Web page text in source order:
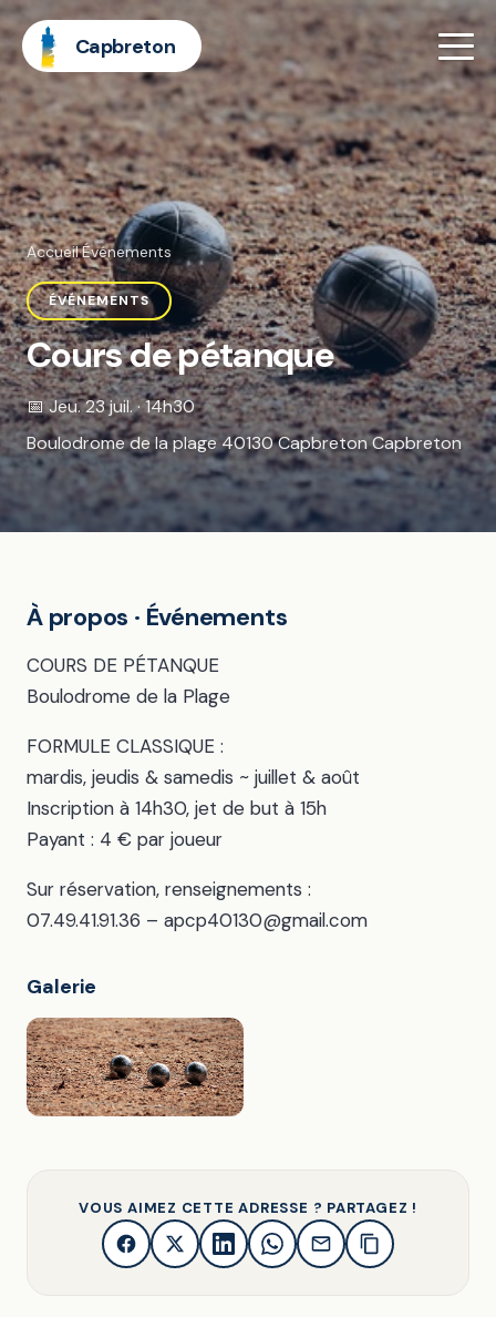
Capbreton
Accueil·Événements
ÉVÉNEMENTS
Cours de pétanque
📅 Jeu. 23 juil. · 14h30
Boulodrome de la plage 40130 Capbreton Capbreton
À propos · Événements
COURS DE PÉTANQUE
Boulodrome de la Plage
FORMULE CLASSIQUE :
mardis, jeudis & samedis ~ juillet & août
Inscription à 14h30, jet de but à 15h
Payant : 4 € par joueur
Sur réservation, renseignements :
07.49.41.91.36 – apcp40130@gmail.com
Galerie
VOUS AIMEZ CETTE ADRESSE ? PARTAGEZ !